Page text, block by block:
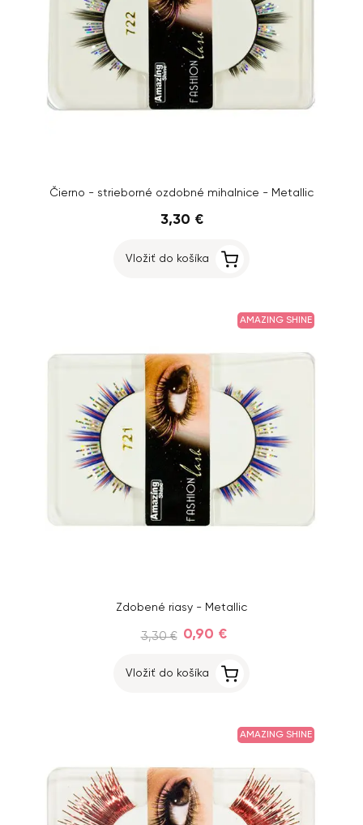
Čierno - strieborné ozdobné mihalnice - Metallic
3,30 €
Vložiť do košíka
AMAZING SHINE
Zdobené riasy - Metallic
3,30 € 0,90 €
Vložiť do košíka
AMAZING SHINE